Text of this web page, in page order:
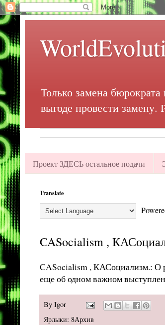
Только замена
выгоде провести замену.
Проект ЗДЕСЬ остальное подачи
Translate
CASocialism ,
CASocialism , КАСоциализм.: О
еще об одном важном
By Igor
Ярлыки: 8Архив